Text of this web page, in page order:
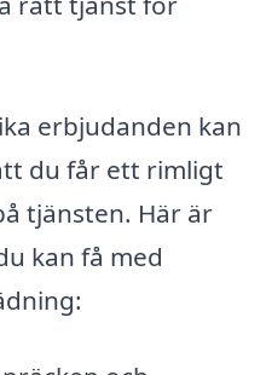
erbjudanden kan
du får ett rimligt
tjänsten. Här är
kan få med